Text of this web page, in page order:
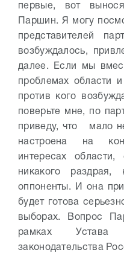
первые, вот
Паршин. Я могу
представителей
возбуждалось,
далее. Если мы
проблемах области
против кого
поверьте мне, по
приведу, что мало
настроена на
интересах
никакого
оппоненты. И она
будет готова
выборах. Вопрос
рамках
законодательства